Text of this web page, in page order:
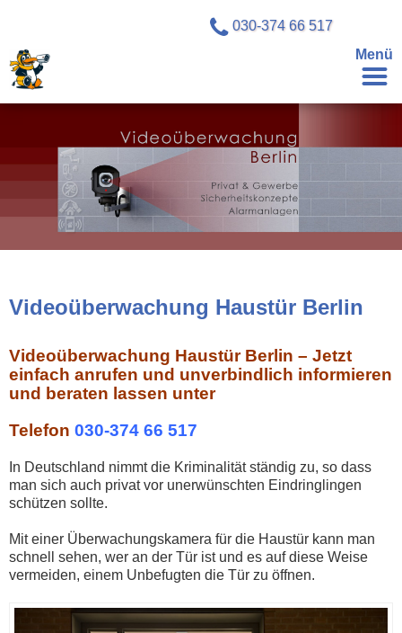
Menü
030-374 66 517
Videoüberwachung Haustür Berlin
Videoüberwachung Haustür Berlin – Jetzt
einfach anrufen und unverbindlich informieren
und beraten lassen unter
Telefon 030-374 66 517
In Deutschland nimmt die Kriminalität ständig zu, so dass
man sich auch privat vor unerwünschten Eindringlingen
schützen sollte.
Mit einer Überwachungskamera für die Haustür kann man
schnell sehen, wer an der Tür ist und es auf diese Weise
vermeiden, einem Unbefugten die Tür zu öffnen.